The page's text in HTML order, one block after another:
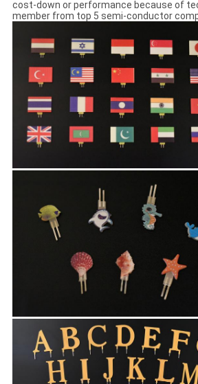
cost-down or performance because of
member from top 5 semi-conductor